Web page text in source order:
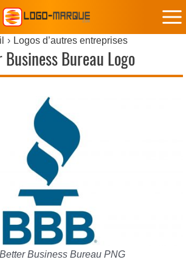
Logos d’autres entreprises
Bureau Logo
Business Bureau PNG